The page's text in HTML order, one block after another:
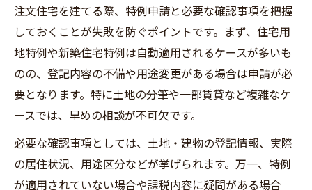
注文住宅を建てる際、特例申請と必要な確認事項を把握
しておくことが失敗を防ぐポイントです。まず、住宅用
地特例や新築住宅特例は自動適用されるケースが多いも
のの、登記内容の不備や用途変更がある場合は申請が必
要となります。特に土地の分筆や一部賃貸など複雑なケ
ースでは、早めの相談が不可欠です。
必要な確認事項としては、土地・建物の登記情報、実際
の居住状況、用途区分などが挙げられます。万一、特例
が適用されていない場合や課税内容に疑問がある場合